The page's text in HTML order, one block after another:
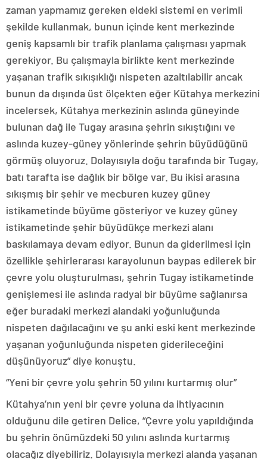
zaman yapmamız gereken eldeki sistemi en verimli
şekilde kullanmak, bunun içinde kent merkezinde
geniş kapsamlı bir trafik planlama çalışması yapmak
gerekiyor. Bu çalışmayla birlikte kent merkezinde
yaşanan trafik sıkışıklığı nispeten azaltılabilir ancak
bunun da dışında üst ölçekten eğer Kütahya merkezini
incelersek, Kütahya merkezinin aslında güneyinde
bulunan dağ ile Tugay arasına şehrin sıkıştığını ve
aslında kuzey-güney yönlerinde şehrin büyüdüğünü
görmüş oluyoruz. Dolayısıyla doğu tarafında bir Tugay,
batı tarafta ise dağlık bir bölge var. Bu ikisi arasına
sıkışmış bir şehir ve mecburen kuzey güney
istikametinde büyüme gösteriyor ve kuzey güney
istikametinde şehir büyüdükçe merkezi alanı
baskılamaya devam ediyor. Bunun da giderilmesi için
özellikle şehirlerarası karayolunun baypas edilerek bir
çevre yolu oluşturulması, şehrin Tugay istikametinde
genişlemesi ile aslında radyal bir büyüme sağlanırsa
eğer buradaki merkezi alandaki yoğunluğunda
nispeten dağılacağını ve şu anki eski kent merkezinde
yaşanan yoğunluğunda nispeten giderileceğini
düşünüyoruz” diye konuştu.
“Yeni bir çevre yolu şehrin 50 yılını kurtarmış olur”
Kütahya’nın yeni bir çevre yoluna da ihtiyacının
olduğunu dile getiren Delice, “Çevre yolu yapıldığında
bu şehrin önümüzdeki 50 yılını aslında kurtarmış
olacağız diyebiliriz. Dolayısıyla merkezi alanda yaşanan